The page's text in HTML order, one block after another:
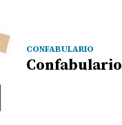
CONFABULARIO
Confabulario